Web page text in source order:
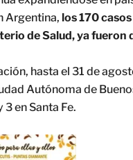
Argentina, los 170
de Salud, ya
hasta el 31 de
Autónoma de
3 en Santa Fe.